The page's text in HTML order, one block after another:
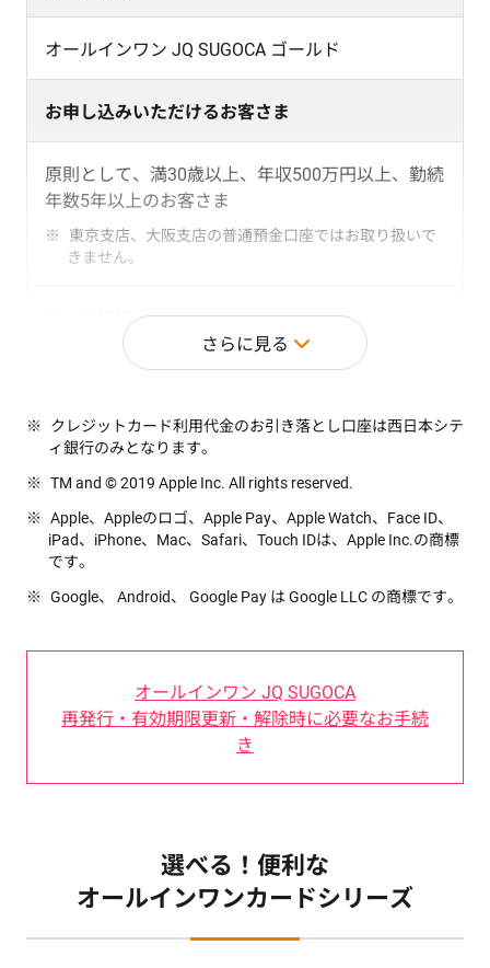
キャッシュカード・クレジットカード・カードロ
ーン機能・交通系IC機能
カードローン機能はセットいただけない場合がありま
基本年会費：1,375円（税込）
2023年1月31日までにご加入のお客さまは、初年度無
認ください）
保険
ベーシックカード/キャンパスカード
国内：なし
お買物安心保険（年間補償限度額）
以上）利用分のみ
保険適用には一部条件付きのものがございます。詳細
オールインワン JQ SUGOCA ゴールド
お申し込みいただけるお客さま
原則として、満30歳以上、年収500万円以上、勤続
年数5年以上のお客さま
東京支店、大阪支店の普通預金口座ではお取り扱いで
きません。
カードローン機能はセットいただけない場合がありま
年会費
本会員：11,000円（税込み）
追加可能カード／電子マネー
旅行傷害保険（死亡・後遺障害の場合）
海外：最高5,000万円
さらに見る
クレジットカード利用代金のお引き落とし口座は西日本シテ
ィ銀行のみとなります。
TM and © 2019 Apple Inc. All rights reserved.
Apple、Appleのロゴ、Apple Pay、Apple Watch、Face ID、
iPad、iPhone、Mac、Safari、Touch IDは、Apple Inc.の商標
です。
Google、 Android、 Google Pay は Google LLC の商標です。
オールインワン JQ SUGOCA
再発行・有効期限更新・解除時に必要なお手続
き
選べる！便利な
オールインワンカードシリーズ